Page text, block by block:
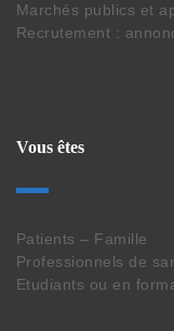
Marchés publics et
Recrutement :
Vous êtes
Patients – Famille
Professionnels de
Etudiants ou en